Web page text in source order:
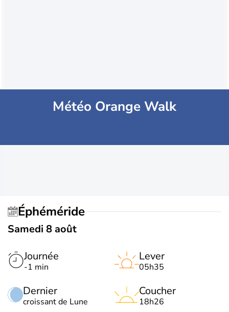
Météo Orange Walk
Éphéméride
Samedi 8 août
Journée
-1 min
Dernier
croissant de Lune
Lever
05h35
Coucher
18h26